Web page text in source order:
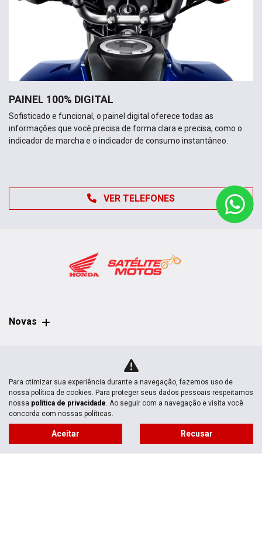
PAINEL 100% DIGITAL
Sofisticado e funcional, o painel digital oferece todas as
informações que você precisa de forma clara e precisa, como o
indicador de marcha e o indicador de consumo instantâneo.
VER TELEFONES
Novas
Política de privacidade
Para otimizar sua experiência durante a navegação, fazemos uso de
nossa política de cookies. Para proteger seus dados pessoais respeitamos
nossa política de privacidade. Ao seguir com a navegação e visita você
concorda com nossas políticas.
Aceitar Recusar